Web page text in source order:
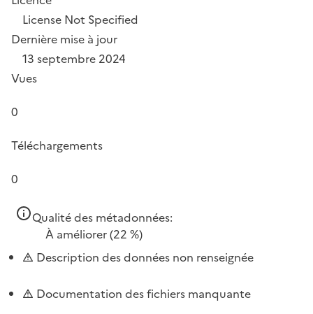
License Not Specified
Dernière mise à jour
13 septembre 2024
Vues
0
Téléchargements
0
Qualité des métadonnées:
À améliorer(22 %)
Description des données non renseignée
Documentation des fichiers manquante